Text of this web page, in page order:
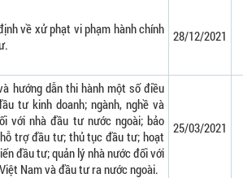
về xử phạt vi phạm hành chính 28/12/2021
hướng dẫn thi hành một số điều
tư kinh doanh; ngành, nghề và
với nhà đầu tư nước ngoài; bảo
trợ đầu tư; thủ tục đầu tư; hoạt
đầu tư; quản lý nhà nước đối với
Nam và đầu tư ra nước ngoài.
25/03/2021